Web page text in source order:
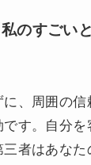
のすごい
、周囲の
す。自分を
者はあなた